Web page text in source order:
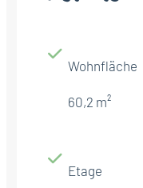
Wohnfläche
60,2 m²
Etage